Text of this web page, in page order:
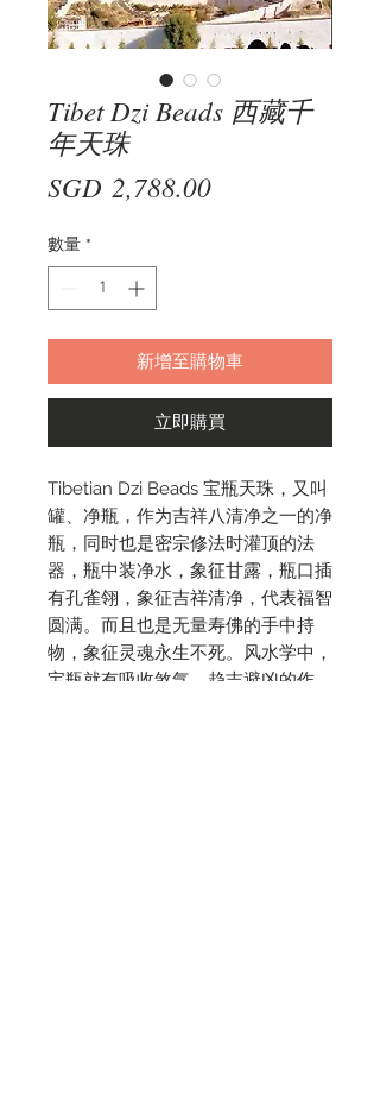
Tibet Dzi Beads 西藏千
年天珠
SGD 2,788.00價
數量 *
新增至購物車
立即購買
Tibetian Dzi Beads 宝瓶天珠，又叫
罐、净瓶，作为吉祥八清净之一的净
瓶，同时也是密宗修法时灌顶的法
器，瓶中装净水，象征甘露，瓶口插
有孔雀翎，象征吉祥清净，代表福智
圆满。而且也是无量寿佛的手中持
物，象征灵魂永生不死。风水学中，
宝瓶就有吸收煞气，趋吉避凶的作